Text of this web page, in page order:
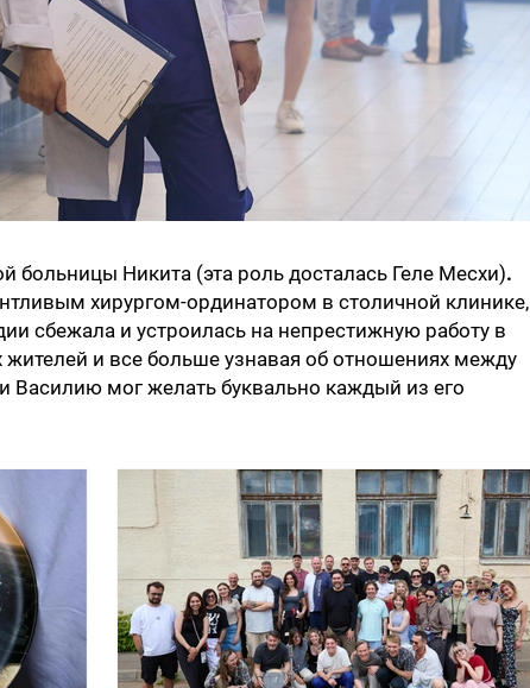
больницы Никита (эта роль досталась Геле Месхи).
хирургом-ординатором в столичной клинике,
сбежала и устроилась на непрестижную работу в
и все больше узнавая об отношениях между
Василию мог желать буквально каждый из его